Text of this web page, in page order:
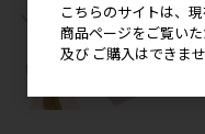
こちらのサイトは、現
商品ページをご覧い
及び ご購入はできま